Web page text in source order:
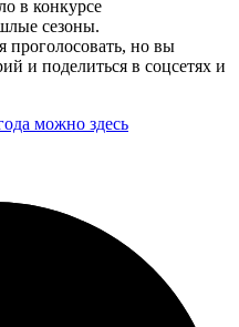
в конкурсе
сезоны.
проголосовать, но вы
и поделиться в соцсетях и
можно здесь